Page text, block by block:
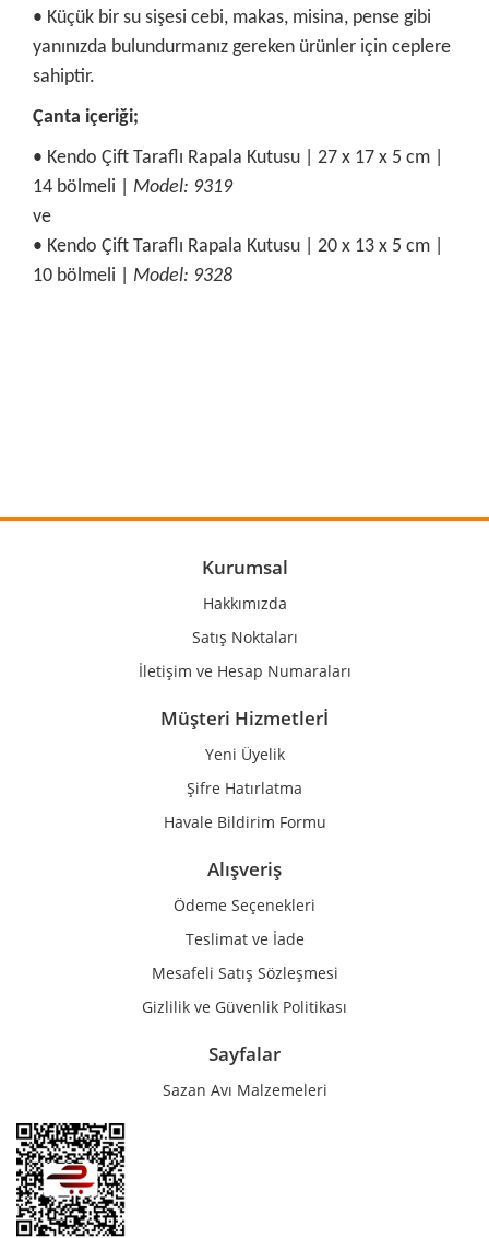
• Küçük bir su sişesi cebi, makas, misina, pense gibi
yanınızda bulundurmanız gereken ürünler için ceplere
sahiptir.
Çanta içeriği;
• Kendo Çift Taraflı Rapala Kutusu | 27 x 17 x 5 cm |
14 bölmeli | Model: 9319
ve
• Kendo Çift Taraflı Rapala Kutusu | 20 x 13 x 5 cm |
10 bölmeli | Model: 9328
Ürün açıklamasında eksik bilgiler bulunuyor.
Ürün bilgilerinde hatalar bulunuyor.
Gönder
Kurumsal
Hakkımızda
Satış Noktaları
İletişim ve Hesap Numaraları
Müşteri Hizmetlerİ
Yeni Üyelik
Şifre Hatırlatma
Havale Bildirim Formu
Alışveriş
Ödeme Seçenekleri
Teslimat ve İade
Mesafeli Satış Sözleşmesi
Gizlilik ve Güvenlik Politikası
Sayfalar
Sazan Avı Malzemeleri